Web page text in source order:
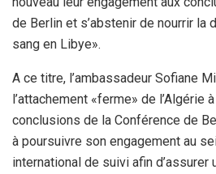
de Berlin et s’abstenir de nourrir la
sang en Libye».
A ce titre, l’ambassadeur Sofiane
l’attachement «ferme» de l’Algérie
conclusions de la Conférence de
à poursuivre son engagement au
international de suivi afin d’assurer